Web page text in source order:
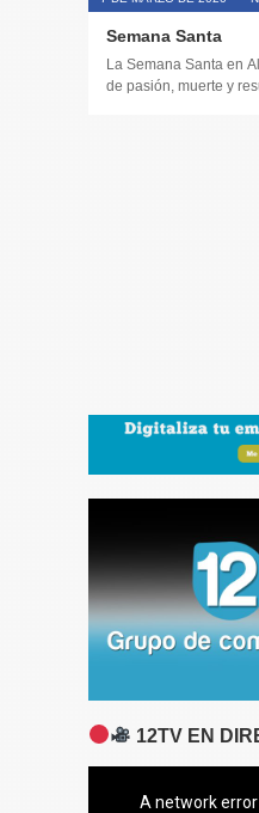
Semana Santa
La Semana Santa en
de pasión, muerte y
12TV EN
A network